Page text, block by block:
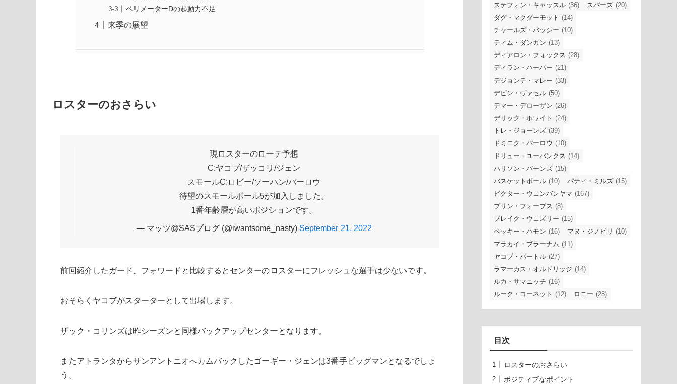
ペリメーターDの起動力不足
来季の展望
ロスターのおさらい
現ロスターのローテ予想
C:ヤコブ/ザッコリ/ジェン
スモールC:ロビー/ソーハン/バーロウ
待望のスモールボール5が加入しました。
1番年齢層が高いポジションです。
— マッツ@SASブログ (@iwantsome_nasty) September 21, 2022
前回紹介したガード、フォワードと比較するとセンターのロスターにフレッシュな選手は少ないです。
おそらくヤコブがスターターとして出場します。
ザック・コリンズは昨シーズンと同様バックアップセンターとなります。
またアトランタからサンアントニオへカムバックしたゴーギー・ジェンは3番手ビッグマンとなるでしょ
う。
ステフォン・キャッスル (36) スパーズ (20)
ダグ・マクダーモット (14)
チャールズ・バッシー (10)
ティム・ダンカン (13)
ディアロン・フォックス (28)
ディラン・ハーパー (21)
デジョンテ・マレー (33)
デビン・ヴァセル (50)
デマー・デローザン (26)
デリック・ホワイト (24)
トレ・ジョーンズ (39)
ドミニク・バーロウ (10)
ドリュー・ユーバンクス (14)
ハリソン・バーンズ (15)
バスケットボール (10) パティ・ミルズ (15)
ビクター・ウェンバンヤマ (167)
ブリン・フォーブス (8)
ブレイク・ウェズリー (15)
ベッキー・ハモン (16) マヌ・ジノビリ (10)
マラカイ・ブラーナム (11)
ヤコブ・パートル (27)
ラマーカス・オルドリッジ (14)
ルカ・サマニッチ (16)
ルーク・コーネット (12) ロニー (28)
目次
ロスターのおさらい
ポジティブなポイント